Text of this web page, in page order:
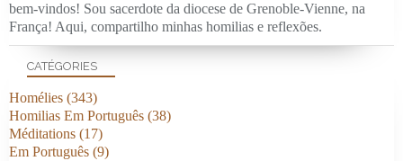
bem-vindos! Sou sacerdote da diocese de Grenoble-Vienne, na
França! Aqui, compartilho minhas homilias e reflexões.
CATÉGORIES
Homélies (343)
Homilias Em Português (38)
Méditations (17)
Em Português (9)